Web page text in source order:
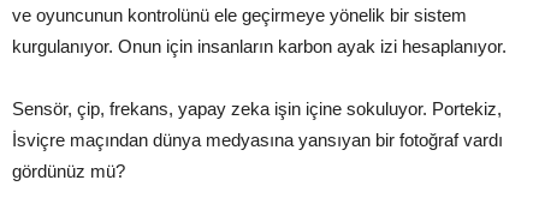
ve oyuncunun kontrolünü ele geçirmeye yönelik bir sistem
kurgulanıyor. Onun için insanların karbon ayak izi hesaplanıyor.
Sensör, çip, frekans, yapay zeka işin içine sokuluyor. Portekiz,
İsviçre maçından dünya medyasına yansıyan bir fotoğraf vardı
gördünüz mü?